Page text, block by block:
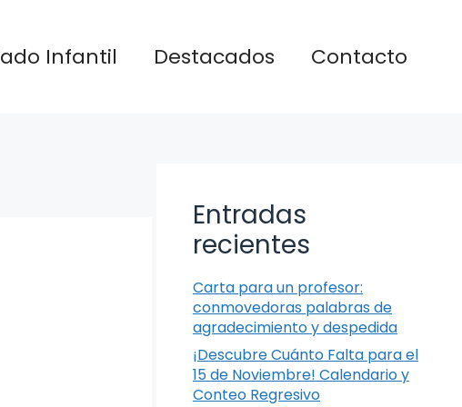
Infantil Destacados Contacto
Entradas
recientes
Carta para un profesor:
conmovedoras palabras de
agradecimiento y despedida
¡Descubre Cuánto Falta para el
15 de Noviembre! Calendario y
Conteo Regresivo